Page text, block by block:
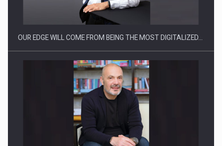
Webinar - Business Evolution-RETHINK STRATEGY-Finantare
Investitii Digitalizare
OUR EDGE WILL COME FROM BEING THE MOST DIGITALIZED…